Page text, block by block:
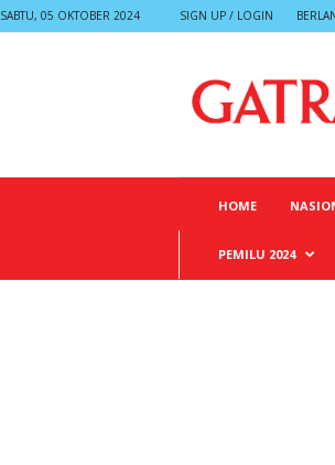
SABTU, 05 OKTOBER 2024 SIGN UP / LOGIN
HOME
PEMILU 2024